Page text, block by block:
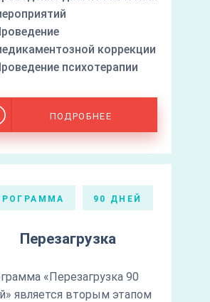
коррекции
психотерапии
ПОДРОБНЕЕ
90 ДНЕЙ
Перезагрузка
«Перезагрузка 90
является вторым этапом